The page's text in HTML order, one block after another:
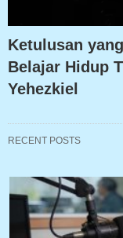
Ketulusan
Belajar Hidup
Yehezkiel
RECENT POSTS